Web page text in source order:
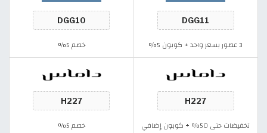
3 عطور بسعر واحد + كوبون 5% خصم 5%
تخفيضات حتى 50% + كوبون إضافي خصم 5%